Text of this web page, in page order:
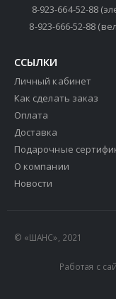
8-923-664-52-88
8-923-666-52-88
ССЫЛКИ
Личный кабинет
Как сделать заказ
Оплата
Доставка
Подарочные
О компании
Новости
© «ШАНС», 2021
Работая с